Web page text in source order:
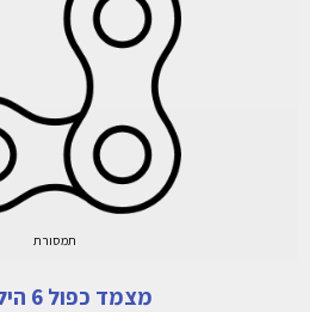
תמסורת
מצמד כפול 6 הילוכים